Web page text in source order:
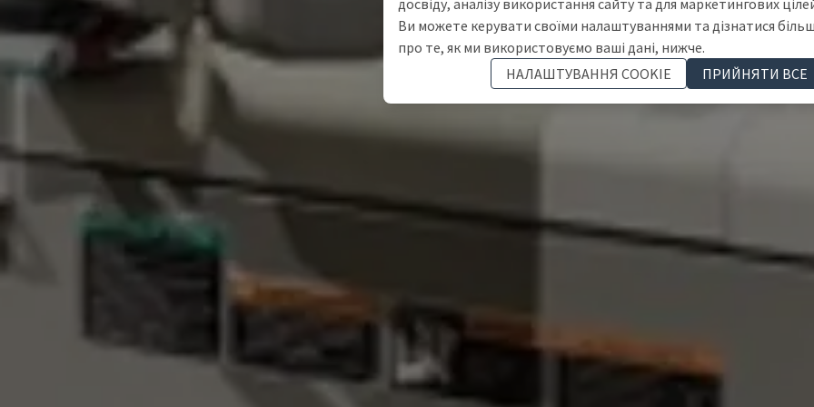
досвіду, аналізу використання сайту та для маркетингових
Ви можете керувати своїми налаштуваннями та дізнатися
про те, як ми використовуємо ваші дані, нижче.
НАЛАШТУВАННЯ COOKIE
ПРИЙНЯТИ ВСЕ